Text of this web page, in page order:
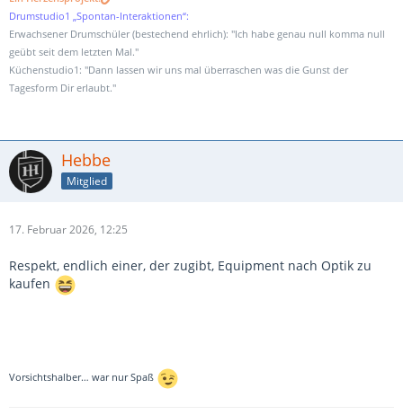
Drumstudio1 „Spontan-Interaktionen“:
Erwachsener Drumschüler (bestechend ehrlich): "Ich habe genau null komma null
geübt seit dem letzten Mal."
Küchenstudio1: "Dann lassen wir uns mal überraschen was die Gunst der
Tagesform Dir erlaubt."
Hebbe
Mitglied
17. Februar 2026, 12:25
Respekt, endlich einer, der zugibt, Equipment nach Optik zu
kaufen
Vorsichtshalber… war nur Spaß